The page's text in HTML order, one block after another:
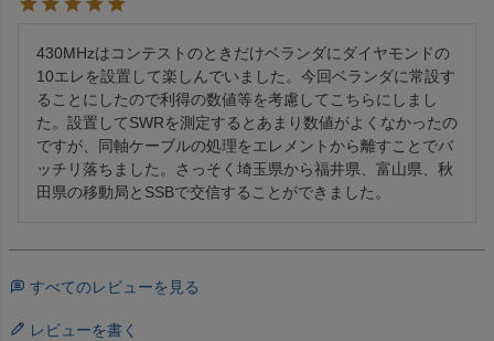
430MHzはコンテストのときだけベランダにダイヤモンドの
10エレを設置して楽しんでいました。今回ベランダに常設す
ることにしたので利得の数値等を考慮してこちらにしまし
た。設置してSWRを測定するとあまり数値がよくなかったの
ですが、同軸ケーブルの処理をエレメントから離すことでバ
ッチリ落ちました。さっそく埼玉県から福井県、富山県、秋
田県の移動局とSSBで交信することができました。
すべてのレビューを見る
レビューを書く